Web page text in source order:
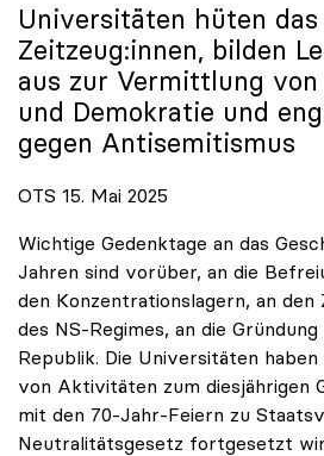
Universitäten hüten das
Zeitzeug:innen, bilden
aus zur Vermittlung
und Demokratie und
gegen Antisemitismus
OTS 15. Mai 2025
Wichtige Gedenktage an das
Jahren sind vorüber, an die
den Konzentrationslagern, an den
des NS-Regimes, an die
Republik. Die Universitäten
von Aktivitäten zum diesjährigen
mit den 70-Jahr-Feiern zu
Neutralitätsgesetz fortgesetzt